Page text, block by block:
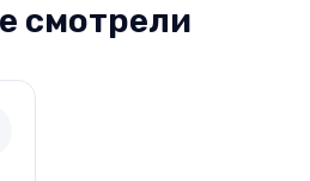
смотрели